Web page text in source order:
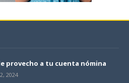
provecho a tu cuenta nómina
2024